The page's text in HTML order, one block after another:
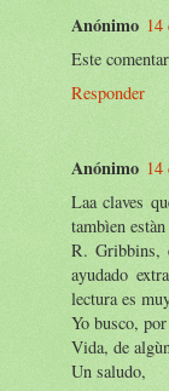
Anónimo
Este
Responder
Anónimo
Laa claves
tambìen
R. Gribbins,
ayudado
lectura es
Yo busco,
Vida, de
Un saludo,